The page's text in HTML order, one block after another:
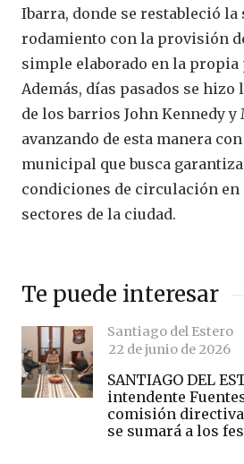
Ibarra, donde se restableció
rodamiento con la provisión
simple elaborado en la propia
Además, días pasados se
de los barrios John Kennedy y
avanzando de esta manera
municipal que busca
condiciones de circulación en
sectores de la ciudad.
Te puede interesar
Santiago del Estero
22 de junio de 2026
SANTIAGO DEL
intendente
comisión directiva
se sumará a los